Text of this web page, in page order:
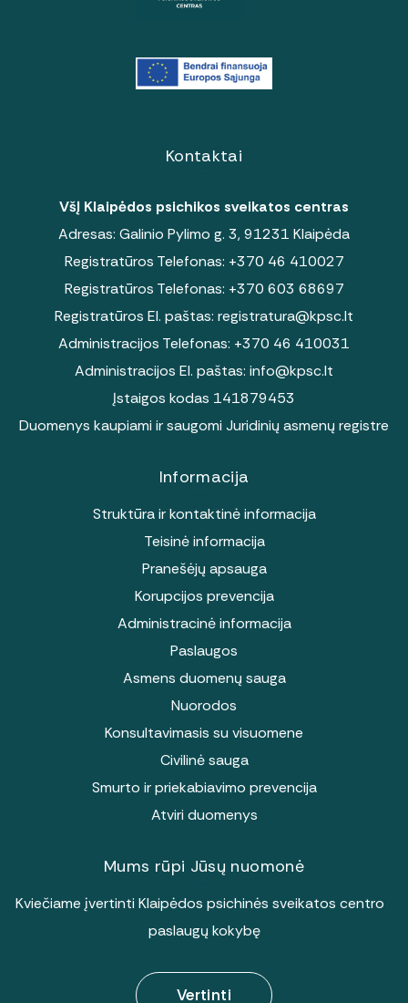
Kontaktai
VšĮ Klaipėdos psichikos sveikatos centras
Adresas: Galinio Pylimo g. 3, 91231 Klaipėda
Registratūros Telefonas: +370 46 410027
Registratūros Telefonas: +370 603 68697
Registratūros El. paštas: registratura@kpsc.lt
Administracijos Telefonas: +370 46 410031
Administracijos El. paštas: info@kpsc.lt
Įstaigos kodas 141879453
Duomenys kaupiami ir saugomi Juridinių asmenų registre
Informacija
Struktūra ir kontaktinė informacija
Teisinė informacija
Pranešėjų apsauga
Korupcijos prevencija
Administracinė informacija
Paslaugos
Asmens duomenų sauga
Nuorodos
Konsultavimasis su visuomene
Civilinė sauga
Smurto ir priekabiavimo prevencija
Atviri duomenys
Mums rūpi Jūsų nuomonė
Kviečiame įvertinti Klaipėdos psichinės sveikatos centro
paslaugų kokybę
Vertinti